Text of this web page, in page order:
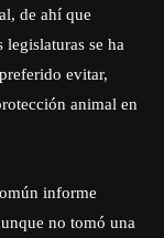
de ahí que
legislaturas se ha
evitar,
animal en
informe
no tomó una